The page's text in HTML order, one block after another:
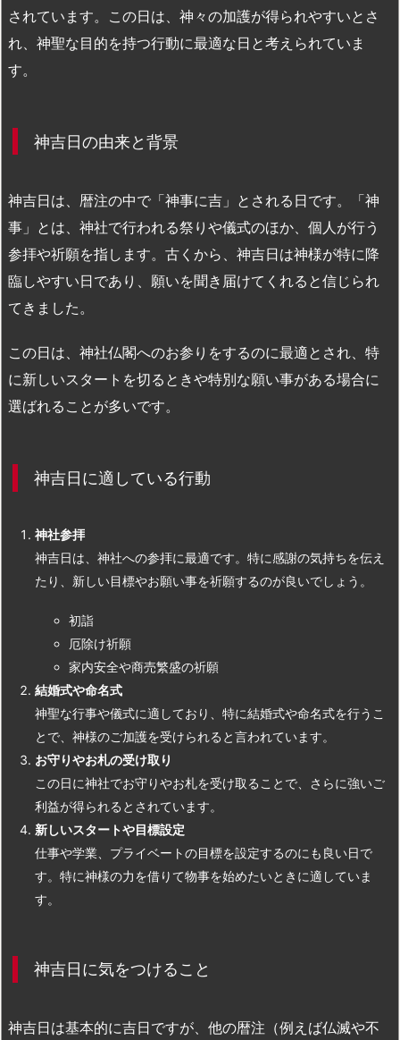
されています。この日は、神々の加護が得られやすいとさ
れ、神聖な目的を持つ行動に最適な日と考えられていま
す。
神吉日の由来と背景
神吉日は、暦注の中で「神事に吉」とされる日です。「神
事」とは、神社で行われる祭りや儀式のほか、個人が行う
参拝や祈願を指します。古くから、神吉日は神様が特に降
臨しやすい日であり、願いを聞き届けてくれると信じられ
てきました。
この日は、神社仏閣へのお参りをするのに最適とされ、特
に新しいスタートを切るときや特別な願い事がある場合に
選ばれることが多いです。
神吉日に適している行動
神社参拝
神吉日は、神社への参拝に最適です。特に感謝の気持ちを伝え
たり、新しい目標やお願い事を祈願するのが良いでしょう。
初詣
厄除け祈願
家内安全や商売繁盛の祈願
結婚式や命名式
神聖な行事や儀式に適しており、特に結婚式や命名式を行うこ
とで、神様のご加護を受けられると言われています。
お守りやお札の受け取り
この日に神社でお守りやお札を受け取ることで、さらに強いご
利益が得られるとされています。
新しいスタートや目標設定
仕事や学業、プライベートの目標を設定するのにも良い日で
す。特に神様の力を借りて物事を始めたいときに適していま
す。
神吉日に気をつけること
神吉日は基本的に吉日ですが、他の暦注（例えば仏滅や不